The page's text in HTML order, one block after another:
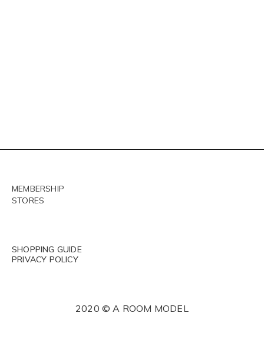
MEMBERSHIP
STORES
SHOPPING GUIDE
PRIVACY POLICY
2020 © A ROOM MODEL